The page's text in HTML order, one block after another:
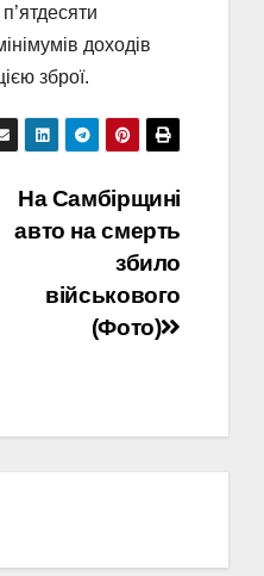
доходів
зброї.
На Самбірщині
авто на смерть
збило
військового
(Фото)